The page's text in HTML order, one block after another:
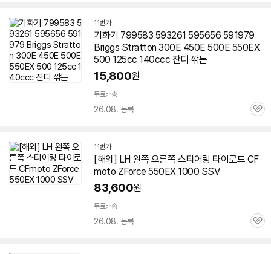
11번가
기화기 799583 593261 595656 591979
Briggs Stratton 300E 450E 500E 550EX
500 125cc 140ccc 잔디 깎는
15,800원
무료배송
26.08. 등록
관
11번가
[해외] LH 왼쪽 오른쪽 스티어링 타이로드 CF
moto ZForce 550EX1000 SSV
83,600원
무료배송
26.08. 등록
관